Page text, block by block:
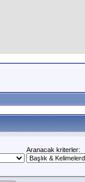
Aranacak kriterler: